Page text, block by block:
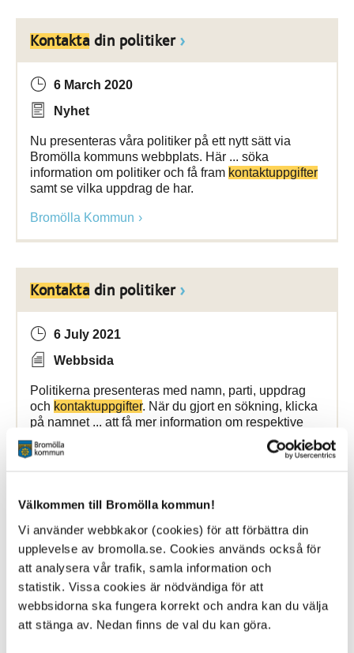
Välkommen till Bromölla kommun!
Vi använder webbkakor (cookies) för att förbättra din
upplevelse av bromolla.se. Cookies används också för
att analysera vår trafik, samla information och
statistik. Vissa cookies är nödvändiga för att
webbsidorna ska fungera korrekt och andra kan du välja
att stänga av. Nedan finns de val du kan göra.
Kontaktadin politiker
6 March 2020
Nyhet
Nu presenteras våra politiker på ett nytt sätt via
Bromölla kommuns webbplats. Här ... söka
information om politiker och få fram kontaktuppgifter
samt se vilka uppdrag de har.
Bromölla Kommun
Kontaktadin politiker
6 July 2021
Webbsida
Politikerna presenteras med namn, parti, uppdrag
och kontaktuppgifter. När du gjort en sökning, klicka
på namnet ... att få mer information om respektive
person.
Inger Hofflander Sök politiker Ung
kvinna med
Studie- och yrkesvägledning
14 November 2025
Webbsida